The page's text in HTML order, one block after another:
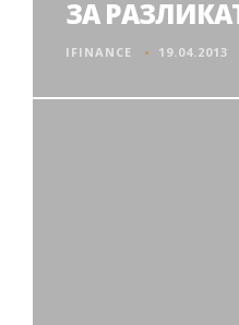
ЗА
IFINANCE 19.04.2013